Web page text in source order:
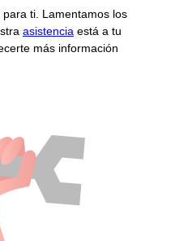
ti. Lamentamos los
asistencia está a tu
más información